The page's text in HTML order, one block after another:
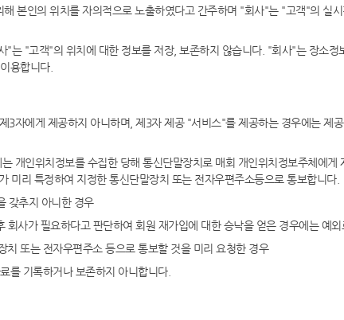
본인의 위치를 자의적으로 노출하였다고 간주하며 "회사"는 "고객"의 실
는 "고객"의 위치에 대한 정보를 저장, 보존하지 않습니다. "회사"는 장소정
용합니다.
자에게 제공하지 아니하며, 제3자 제공 "서비스"를 제공하는 경우에는 제
개인위치정보를 수집한 당해 통신단말장치로 매회 개인위치정보주체에게
미리 특정하여 지정한 통신단말장치 또는 전자우편주소등으로 통보합니다.
갖추지 아니한 경우
사가 필요하다고 판단하여 회원 재가입에 대한 승낙을 얻은 경우에는 예
또는 전자우편주소 등으로 통보할 것을 미리 요청한 경우
를 기록하거나 보존하지 아니합니다.